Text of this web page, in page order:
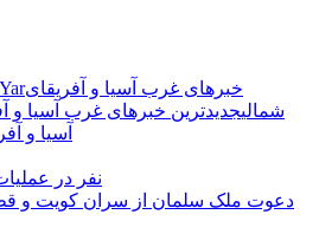
خبرهای غرب آسیا و آفریقای
شمالیجدیدترین خبرهای غرب آسیا و
آسیا و
۱۳ نفر در
دعوت ملک سلمان از سران کویت و